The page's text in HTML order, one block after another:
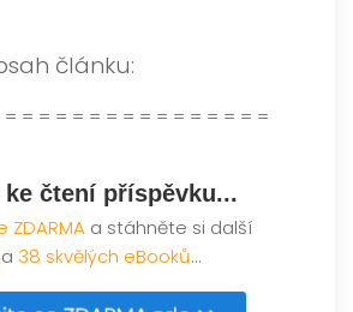
článku:
= = = = = = = = = = = = = = =
čtení příspěvku...
ZDARMA a stáhněte si další
a 38 skvělých eBooků...